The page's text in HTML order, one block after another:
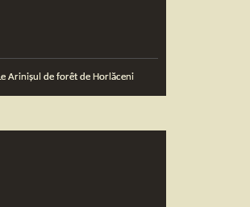
Le Arinişul de forêt de Horlăceni